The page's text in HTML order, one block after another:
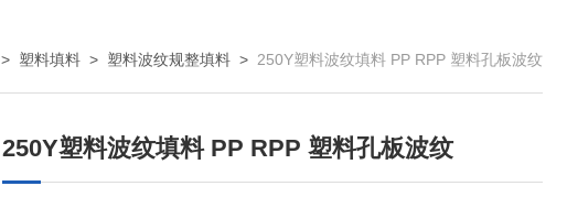
> 塑料填料 > 塑料波纹规整填料 > 250Y塑料波纹填料 PP RPP 塑料孔板波纹
250Y塑料波纹填料 PP RPP 塑料孔板波纹